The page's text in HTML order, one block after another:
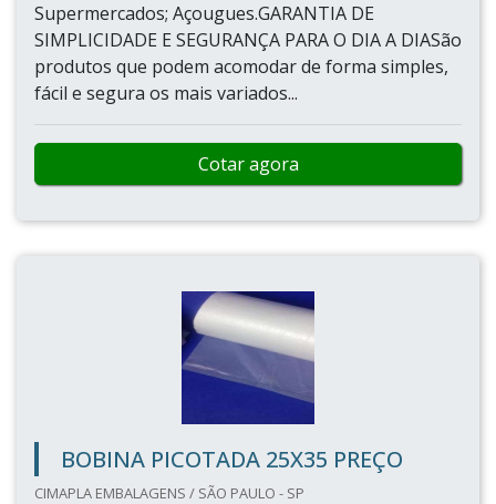
Supermercados; Açougues.GARANTIA DE
SIMPLICIDADE E SEGURANÇA PARA O DIA A DIASão
produtos que podem acomodar de forma simples,
fácil e segura os mais variados...
Cotar agora
BOBINA PICOTADA 25X35 PREÇO
CIMAPLA EMBALAGENS / SÃO PAULO - SP